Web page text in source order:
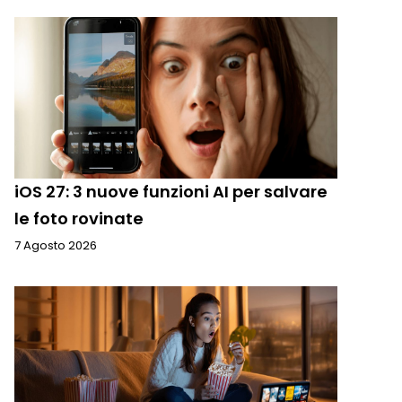
iOS 27: 3 nuove funzioni AI per salvare
le foto rovinate
7 Agosto 2026